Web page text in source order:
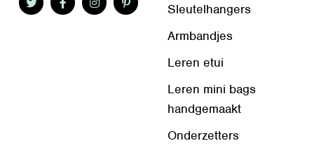
Sleutelhangers
Armbandjes
Leren etui
Leren mini bags
handgemaakt
Onderzetters